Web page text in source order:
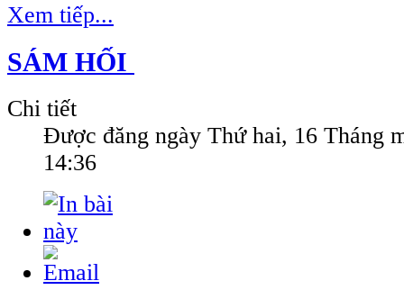
Xem tiếp...
SÁM HỐI
Chi tiết
Được đăng ngày Thứ hai, 16 Tháng
14:36